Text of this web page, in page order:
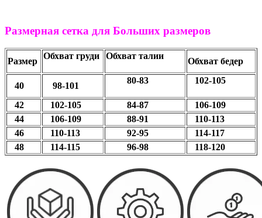
Размерная сетка для Больших размеров
Размер
Обхват груди Обхват талии
Обхват бедер
40 98-101
80-83 102-105
42 102-105 84-87
106-109
44
106-109 88-91
110-113
46
110-113 92-95
114-117
48
114-115 96-98 118-120